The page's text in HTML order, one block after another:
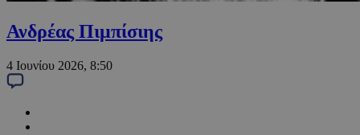
Ανδρέας Πιμπίσιης
4 Ιουνίου 2026, 8:50